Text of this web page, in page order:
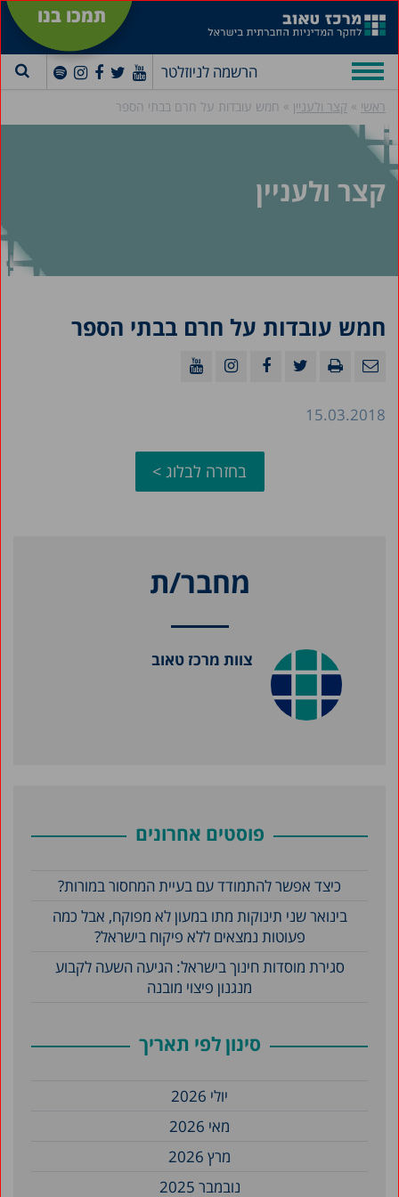
תמכו בנו
הרשמה לניוזלטר
ראשי » קצר ולעניין » חמש עובדות על חרם בבתי הספר
קצר ולעניין
חמש עובדות על חרם בבתי הספר
15.03.2018
בחזרה לבלוג >
מחבר/ת
צוות מרכז טאוב
פוסטים אחרונים
כיצד אפשר להתמודד עם בעיית המחסור במורות?
בינואר שני תינוקות מתו במעון לא מפוקח, אבל כמה
פעוטות נמצאים ללא פיקוח בישראל?
סגירת מוסדות חינוך בישראל: הגיעה השעה לקבוע
מנגנון פיצוי מובנה
סינון לפי תאריך
יולי 2026
מאי 2026
מרץ 2026
נובמבר 2025